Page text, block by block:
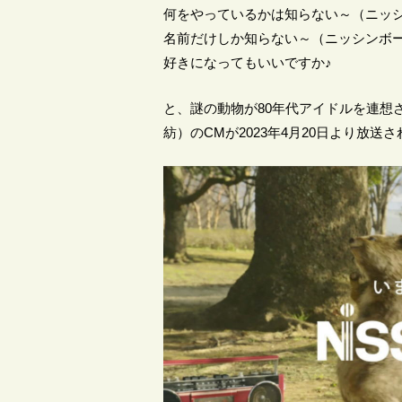
何をやっているかは知らない～（ニッ
名前だけしか知らない～（ニッシンボ
好きになってもいいですか♪
と、謎の動物が80年代アイドルを連
紡）のCMが2023年4月20日より放送さ